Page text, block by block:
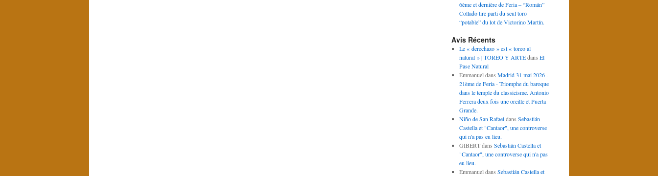
6ème et dernière de Feria – “Román”
Collado tire parti du seul toro
“potable” du lot de Victorino Martín.
Avis Récents
Le « derechazo » est « toreo al
natural » | TOREO Y ARTEdans El
Pase Natural
Emmanueldans Madrid 31 mai 2026 -
21ème de Feria - Triomphe du baroque
dans le temple du classicisme. Antonio
Ferrera deux fois une oreille et Puerta
Grande.
Niño de San Rafaeldans Sebastián
Castella et "Cantaor", une controverse
qui n'a pas eu lieu.
GIBERTdans Sebastián Castella et
"Cantaor", une controverse qui n'a pas
eu lieu.
Emmanueldans Sebastián Castella et